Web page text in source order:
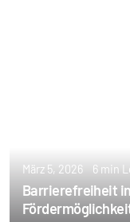
März 5, 2026 6 min
Barrierefreiheit